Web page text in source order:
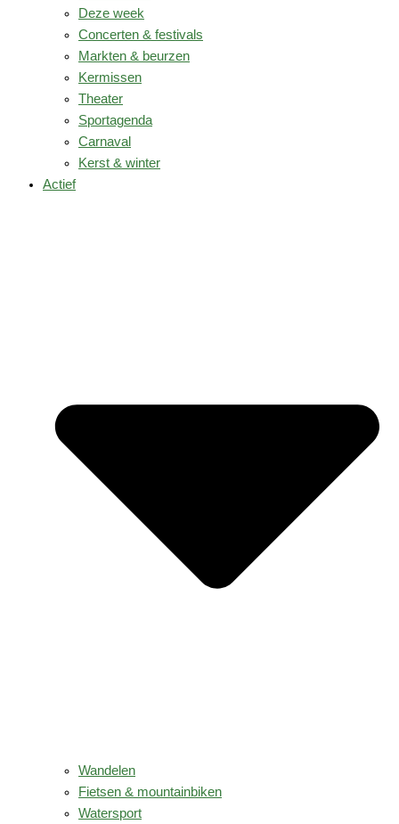
Deze week
Concerten & festivals
Markten & beurzen
Kermissen
Theater
Sportagenda
Carnaval
Kerst & winter
Actief
Wandelen
Fietsen & mountainbiken
Watersport